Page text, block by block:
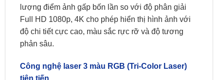
lượng điểm ảnh gấp bốn lần so với độ phân giải
Full HD 1080p, 4K cho phép hiển thị hình ảnh với
độ chi tiết cực cao, màu sắc rực rỡ và độ tương
phản sâu.
Công nghệ laser 3 màu RGB (Tri-Color Laser)
tiên tiến